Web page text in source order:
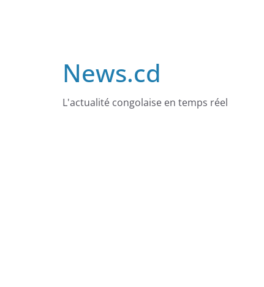
News.cd
L'actualité congolaise en temps réel